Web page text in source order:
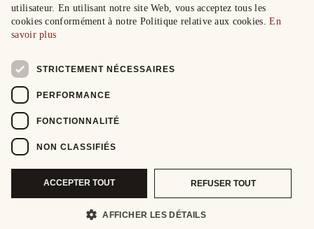
utilisateur. En utilisant notre site Web, vous acceptez tous les
cookies conformément à notre Politique relative aux cookies.En
savoir plus
STRICTEMENT NÉCESSAIRES
PERFORMANCE
FONCTIONNALITÉ
NON CLASSIFIÉS
ACCEPTER TOUT REFUSER TOUT
AFFICHER LES DÉTAILS